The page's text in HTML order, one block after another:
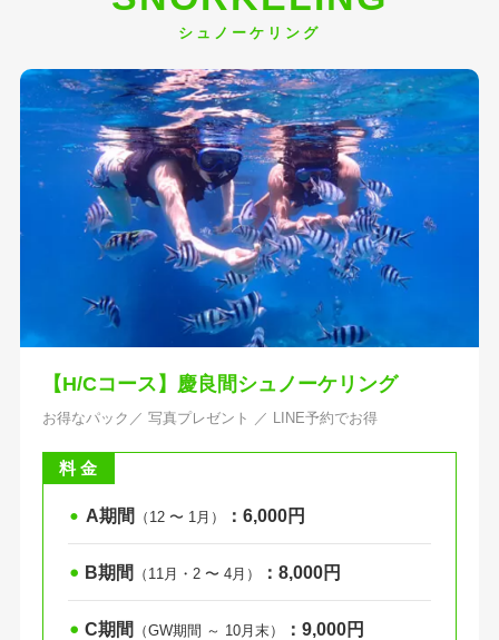
シュノーケリング
【H/Cコース】 慶良間シュノーケリング
お得なパック／ 写真プレゼント ／ LINE予約でお得
料 金
⚫︎ A期間 （12 〜 1月） ：6,000円
⚫︎ B期間 （11月・2 〜 4月） ：8,000円
⚫︎C期間 （GW期間 ～ 10月末） ：9,000円